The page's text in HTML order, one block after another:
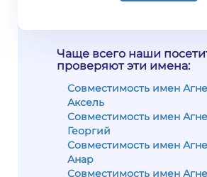
Чаще всего наши
проверяют эти имена:
Совместимость имен
Аксель
Совместимость имен
Георгий
Совместимость имен
Анар
Совместимость имен